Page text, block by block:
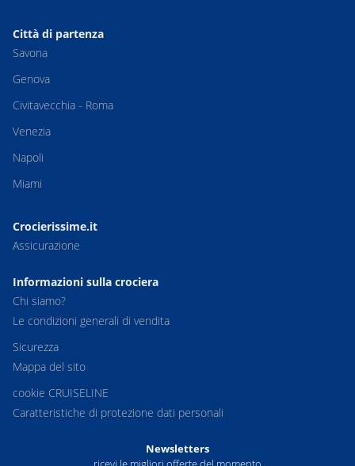
Città di partenza
Savona
Genova
Civitavecchia - Roma
Venezia
Napoli
Miami
Crocierissime.it
Assicurazione
Informazioni sulla crociera
Chi siamo?
Le condizioni generali di vendita
Sicurezza
Mappa del sito
cookie CRUISELINE
Caratteristiche di protezione dati personali
Newsletters